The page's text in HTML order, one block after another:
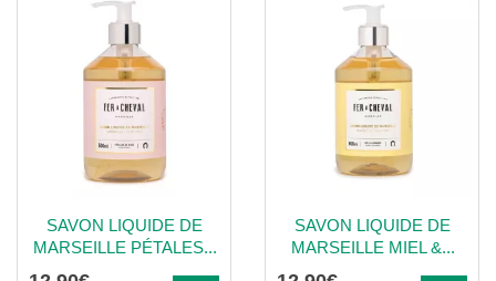
SAVON LIQUIDE DE
MARSEILLE PÉTALES...
SAVON LIQUIDE DE
MARSEILLE MIEL &...